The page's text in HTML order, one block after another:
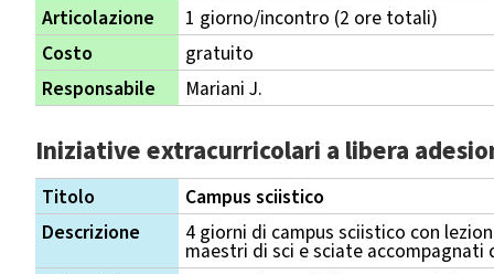
Articolazione
1 giorno/incontro (2 ore totali)
Costo
gratuito
Responsabile
Mariani J.
Iniziative extracurricolari a libera
Titolo
Campus sciistico
Descrizione
4 giorni di campus sciistico con
maestri di sci e sciate accompagnati